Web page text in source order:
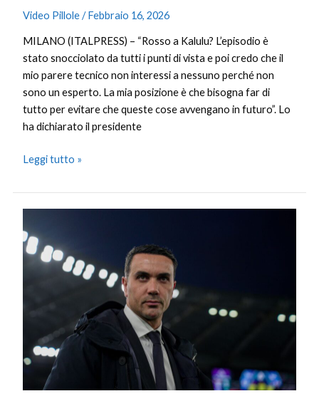
Video Pillole/Febbraio 16, 2026
MILANO (ITALPRESS) – “Rosso a Kalulu? L’episodio è
stato snocciolato da tutti i punti di vista e poi credo che il
mio parere tecnico non interessi a nessuno perché non
sono un esperto. La mia posizione è che bisogna far di
tutto per evitare che queste cose avvengano in futuro”. Lo
ha dichiarato il presidente
Leggi tutto »
“Carichi
per